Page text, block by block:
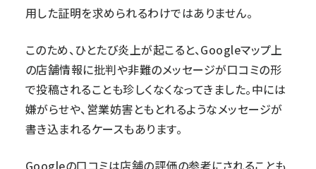
用した証明を求められるわけではありません。
このため、ひとたび炎上が起こると、Googleマップ上
の店舗情報に批判や非難のメッセージが口コミの形
で投稿されることも珍しくなくなってきました。中には
嫌がらせや、営業妨害ともとれるようなメッセージが
書き込まれるケースもあります。
Googleの口コミは店舗の評価の参考にされることも